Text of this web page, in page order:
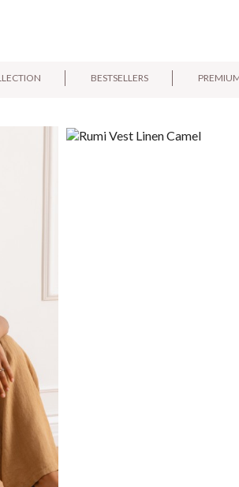
BESTSELLERS